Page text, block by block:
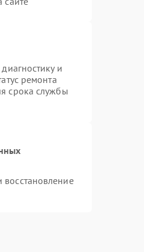
и
ремонта
срока службы